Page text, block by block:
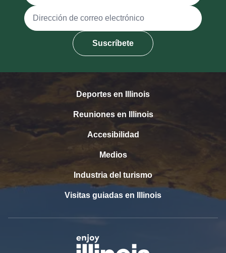
Dirección de correo electrónico
Suscríbete
Deportes en Illinois
Reuniones en Illinois
Accesibilidad
Medios
Industria del turismo
Visitas guiadas en Illinois